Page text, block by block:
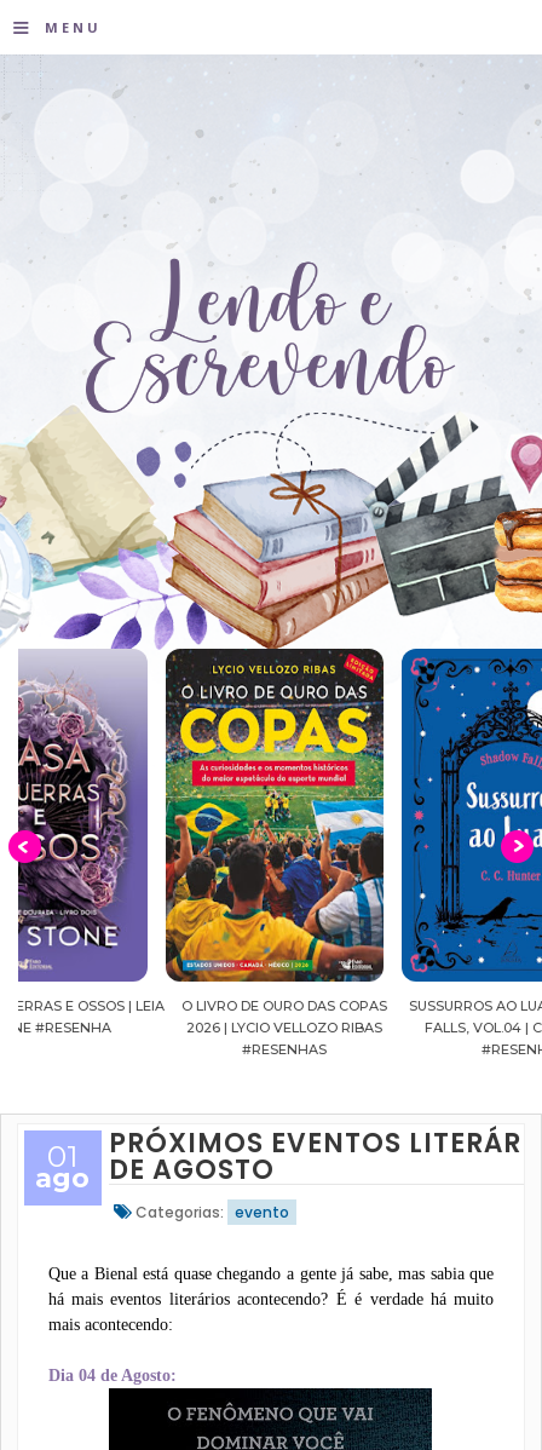
≡ MENU
O LIVRO DE OURO DAS COPAS
2026 | LYCIO VELLOZO RIBAS
SUSSURROS AO LUAR | SHADOW
FALLS, VOL.04 | C.C.HUNTER
01
ago
PRÓXIMOS EVENTOS
DE AGOSTO
Categorias: evento
Que a Bienal está quase chegando a gente já sabe, mas sabia que
há mais eventos literários acontecendo? É é verdade há muito
mais acontecendo:
Dia 04 de Agosto: